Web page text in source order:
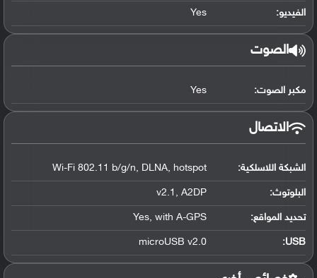
الفيديو: Yes
الصوت
مكبر الصوت: Yes
الاتصال
الشبكة اللاسلكية: Wi-Fi 802.11 b/g/n, DLNA, hotspot
البلوتوث:
v2.1, A2DP
تحديد المواقع:
Yes, with A-GPS
USB
:
microUSB v2.0